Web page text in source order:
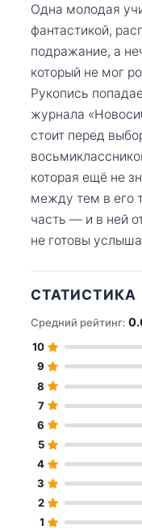
Одна молодая
фантастикой,
подражание, а
который не мог
Рукопись
журнала
стоит перед
которая ещё не
между тем в его
часть — и в ней
не готовы
СТАТИСТИКА
Средний рейтинг:
10
9
8
7
6
5
4
3
2
1